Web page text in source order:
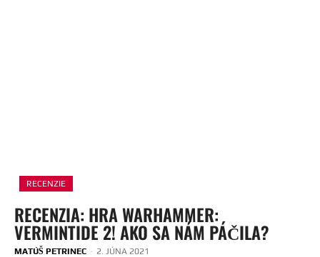
RECENZIE
RECENZIA: HRA WARHAMMER:
VERMINTIDE 2! AKO SA NÁM PÁČILA?
MATÚŠ PETRINEC - 2. JÚNA 2021